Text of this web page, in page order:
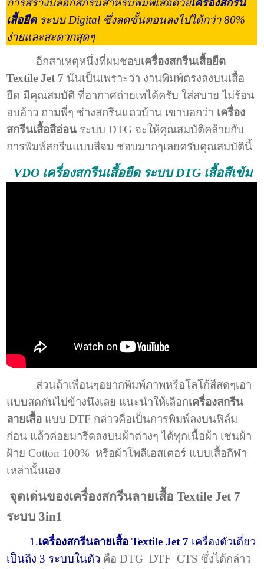
การสร้างบล็อกสกรีนสำหรับพิมพ์เสื้อด้วยเครื่องสกรีน
เสื้อยืดระบบ Digital ซึ่งลดขั้นตอนลงไปได้กว่า 80%
ง่ายและสะดวกสุดๆ
อีกสาเหตุหนึ่งที่ผมชอบเครื่องสกรีนเสื้อยืด
Textile Jet 7 นั่นเป็นเพราะว่า งานพิมพ์ตรงลงบนเสื้อ
ยืด มีคุณสมบัติ ที่อากาศถ่ายเทได้ครับ ใส่สบาย ไม่ร้อน
อบอ้าว ถามพี่ๆ ช่างสกรีนแถวบ้าน เขาบอกว่า เครื่อง
สกรีนเสื้อสีอ่อน ระบบ DTG จะให้คุณสมบัติคล้ายกับ
การพิมพ์สกรีนแบบสีจม ชอบมากๆเลยครับคุณสมบัตินี้
VDO เครื่องสกรีนเสื้อยืด ระบบ DTG เสื้อสีเข้ม
ส่วนถ้าเพื่อนๆอยากพิมพ์ภาพหรือโลโก้สีสดๆเอา
แบบสดกันไปข้างนึงเลย แนะนำให้เลือกเครื่องสกรีน
ลายเสื้อ แบบ DTF กล่าวคือเป็นการพิมพ์ลงบนฟิล์ม
ก่อน แล้วค่อยมารีดลงบนผ้าต่างๆ ได้ทุกเนื้อผ้า เช่นผ้า
ฝ้าย Cotton 100% หรือผ้าโพลีเอสเตอร์ แบบเสื้อกีฬา
เหล่านั้นเอง
จุดเด่นของเครื่องสกรีนลายเสื้อ Textile Jet 7
ระบบ 3in1
1.เครื่องสกรีนลายเสื้อ Textile Jet 7 เครื่องตัวเดี่ยว
เป็นถึง 3 ระบบในตัว คือ DTG DTF CTS ซึ่งได้กล่าว